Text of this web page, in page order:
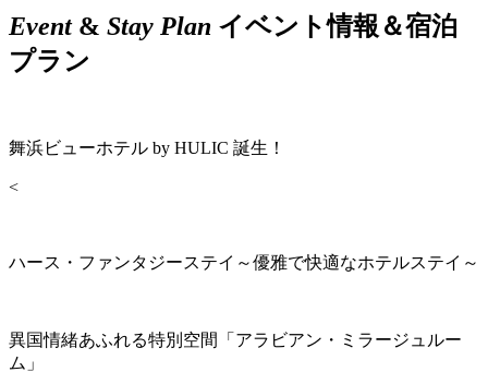
Event& Stay Plan イベント情報＆宿泊
プラン
舞浜ビューホテル by HULIC 誕生！
<
ハース・ファンタジーステイ～優雅で快適なホテルステイ～
異国情緒あふれる特別空間「アラビアン・ミラージュルー
ム」